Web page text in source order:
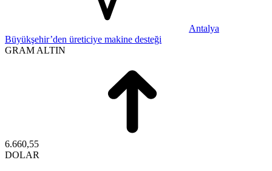
Antalya
Büyükşehir’den üreticiye makine desteği
GRAM ALTIN
6.660,55
DOLAR